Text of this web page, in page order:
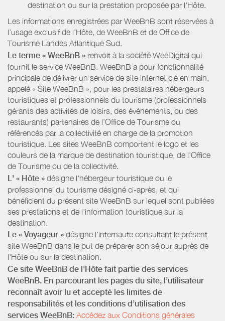
destination ou sur la prestation proposée par l'Hôte.
Les informations enregistrées par WeeBnB sont réservées à
l’usage exclusif de l’Hôte, de WeeBnB et de Office de
Tourisme Landes Atlantique Sud.
Le terme « WeeBnB » renvoit à la société WeeDigital qui
fournit le service WeeBnB. WeeBnB a pour fonctionnalité
principale de délivrer un service de site internet clé en main,
appelé « Site WeeBnB », pour les prestataires hébergeurs
touristiques et professionnels du tourisme (professionnels
gérants des activités de loisirs, des événements, ou des
restaurants) partenaires de l’Office de Tourisme ou
référencés par la collectivité en charge de la promotion
touristique. Les sites WeeBnB comportent le logo et les
couleurs de la marque de destination touristique, de l’Office
de Tourisme ou de la collectivité.
L' « Hôte » désigne l'hébergeur touristique ou le
professionnel du tourisme désigné ci-après, et qui
bénéficient du présent site WeeBnB sur lequel sont publiées
ses prestations et de l'information touristique sur la
destination.
Le « Voyageur » désigne l'internaute consultant le présent
site WeeBnB dans le but de préparer son séjour auprès de
l'Hôte ou sur la destination.
Ce site WeeBnB de l'Hôte fait partie des services
WeeBnB. En parcourant les pages du site, l’utilisateur
reconnaît avoir lu et accepté les limites de
responsabilités et les conditions d’utilisation des
services WeeBnB: Accédez aux Conditions générales